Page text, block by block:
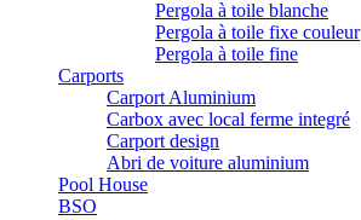
Pergola à toile blanche
Pergola à toile fixe couleur
Pergola à toile fine
Carports
Carport Aluminium
Carbox avec local ferme integré
Carport design
Abri de voiture aluminium
Pool House
BSO